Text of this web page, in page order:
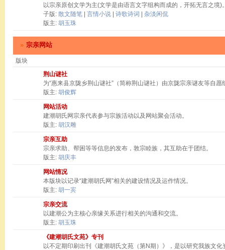
以宗亲原创文学为主(文学是由语言文字组构而成的，开拓无言之境)
子版: 散文随笔 言情小说 诗歌诗词
杂淡闲侃
版主: 胡玉珠
» 宗亲网站
版块
荆山谜社
为“惠来县京陇乡荆山谜社”（简称荆山谜社）由京陇宗亲谜友等自
版主: 胡俊辉
网站活动
建潮胡氏网宗亲代表参与宗族活动以及网站聚会活动。
版主: 胡汉雕
宗亲互助
宗亲求助、帮困等等信息的发布，敦宗睦族，其互助在于团结。
版主: 胡庆丰
网站情况
本版块以记录“建潮胡氏网”相关的建设情况及运作情况。
版主: 胡一宾
宗亲交流
以建潮公为主核心亲缘关系进行相关的沟通和交流。
版主: 胡玉珠
《建潮胡氏文苑》专刊
以不定期印刷出刊《建潮胡氏文苑（第N期）》，是以研究我族文